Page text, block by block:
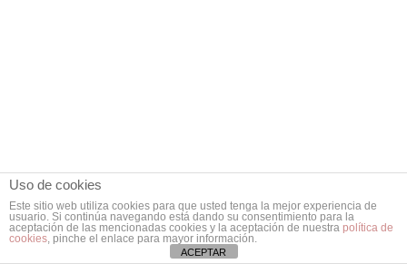
Uso de cookies
Este sitio web utiliza cookies para que usted tenga la mejor experiencia de
usuario. Si continúa navegando está dando su consentimiento para la
aceptación de las mencionadas cookies y la aceptación de nuestra política de
cookies, pinche el enlace para mayor información.
ACEPTAR